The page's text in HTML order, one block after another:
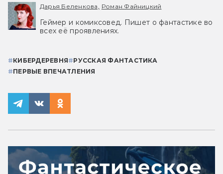
Дарья Беленкова, Роман Файницкий
Геймер и комиксовед. Пишет о фантастике во
всех её проявлениях.
#КИБЕРДЕРЕВНЯ#РУССКАЯ ФАНТАСТИКА
#ПЕРВЫЕ ВПЕЧАТЛЕНИЯ